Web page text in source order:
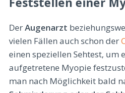
DerAugenarzt
vielen Fällen auch schon der
einen speziellen Sehtest, um
aufgetretene Myopie
man nach Möglichkeit bald